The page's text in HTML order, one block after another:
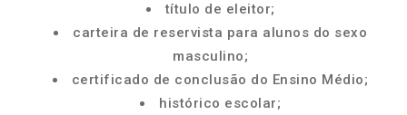
título de eleitor;
carteira de reservista para alunos do sexo
masculino;
certificado de conclusão do Ensino Médio;
histórico escolar;